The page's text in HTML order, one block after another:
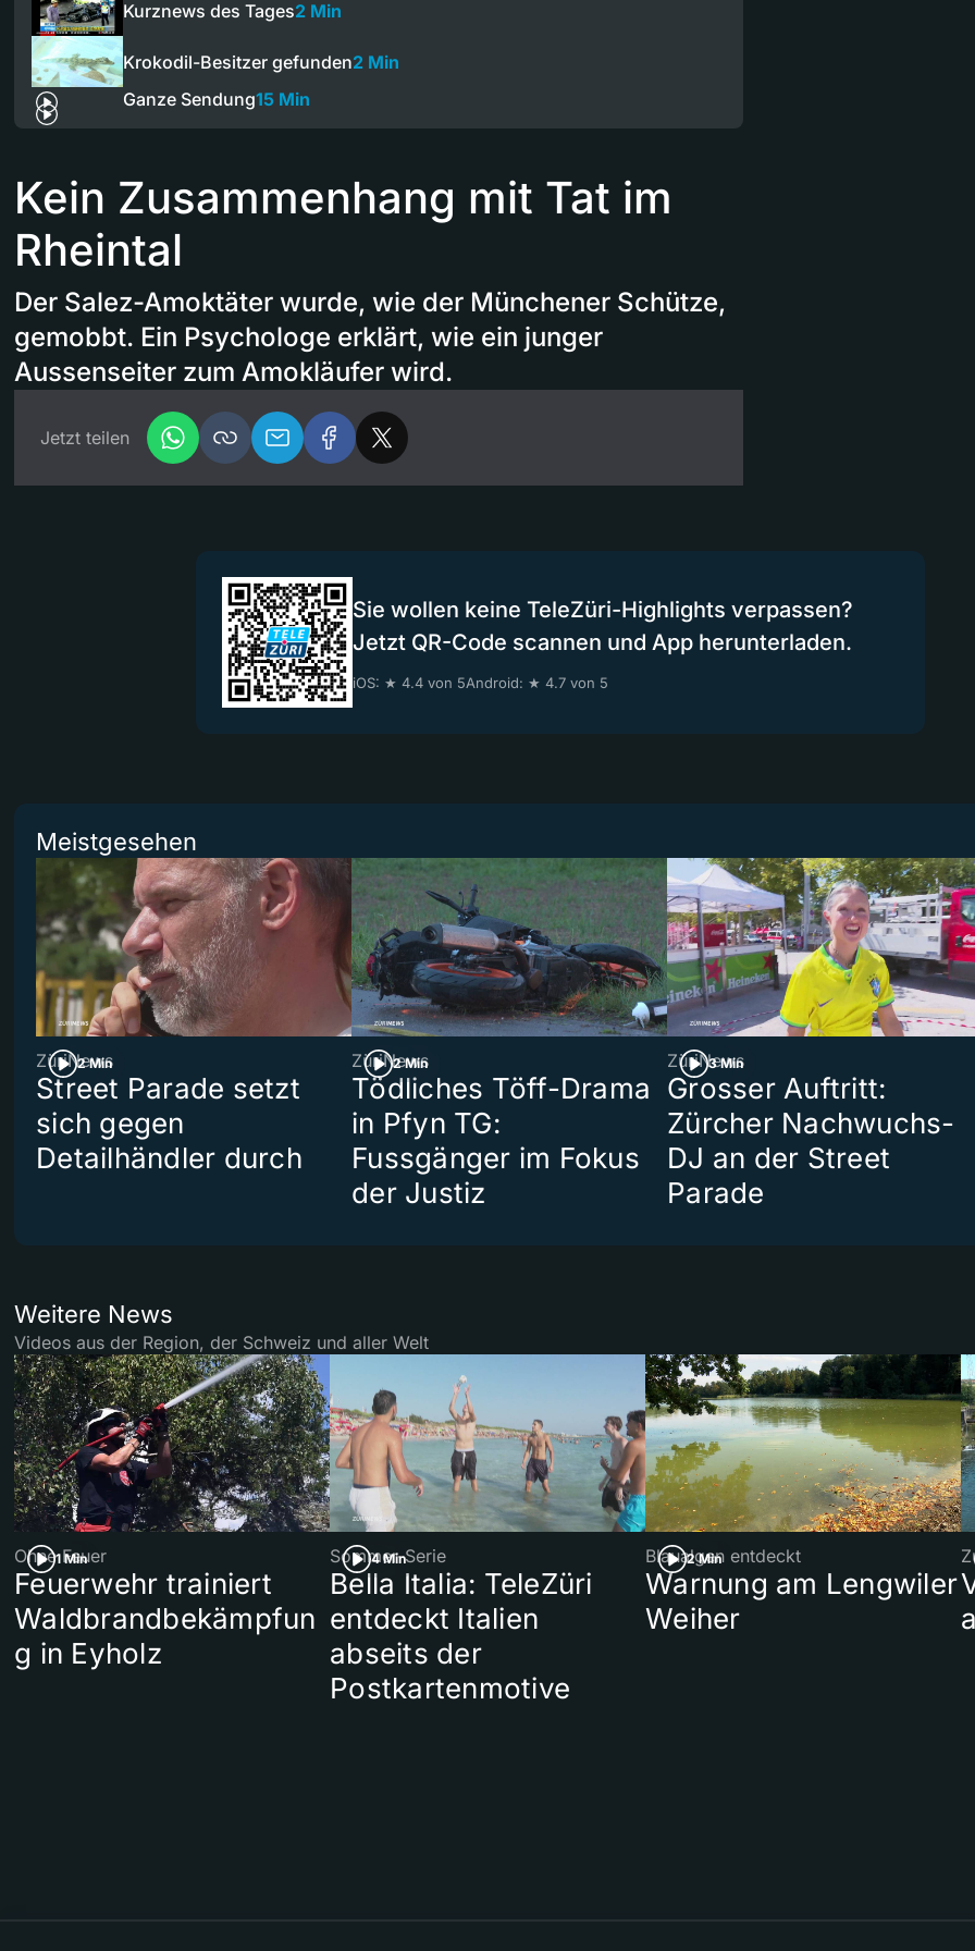
Kurznews des Tages2 Min
Krokodil-Besitzer gefunden2 Min
Ganze Sendung15 Min
Kein Zusammenhang mit Tat im
Rheintal
Der Salez-Amoktäter wurde, wie der Münchener Schütze,
gemobbt. Ein Psychologe erklärt, wie ein junger
Aussenseiter zum Amokläufer wird.
Jetzt teilen
Sie wollen keine TeleZüri-Highlights verpassen?
Jetzt QR-Code scannen und App herunterladen.
iOS: ★ 4.4 von 5Android: ★ 4.7 von 5
Meistgesehen
2 Min
ZüriNews
Street Parade setzt
sich gegen
Detailhändler durch
2 Min
ZüriNews
Tödliches Töff-Drama
in Pfyn TG:
Fussgänger im Fokus
der Justiz
3 Min
ZüriNews
Grosser Auftritt:
Zürcher Nachwuchs-
DJ an der Street
Parade
Weitere News
Videos aus der Region, der Schweiz und aller Welt
1 Min
Ohne Feuer
Feuerwehr trainiert
Waldbrandbekämpfun
g in Eyholz
4 Min
Sommer-Serie
Bella Italia: TeleZüri
entdeckt Italien
abseits der
Postkartenmotive
2 Min
Blaualgen entdeckt
Warnung am Lengwiler
Weiher